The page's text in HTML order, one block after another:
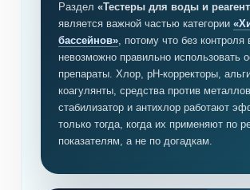
Раздел «Тестеры для воды и
является важной частью категории
бассейнов» , потому что без контроля
невозможно правильно использовать
препараты. Хлор, pH-корректоры,
коагулянты, средства против металлов,
стабилизатор и антихлор работают
только тогда, когда их применяют по
показателям, а не по догадкам.